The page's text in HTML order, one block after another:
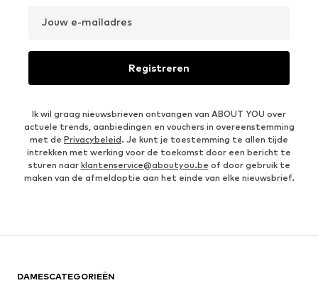
Jouw e-mailadres
Registreren
Ik wil graag nieuwsbrieven ontvangen van ABOUT YOU over
actuele trends, aanbiedingen en vouchers in overeenstemming
met de Privacybeleid. Je kunt je toestemming te allen tijde
intrekken met werking voor de toekomst door een bericht te
sturen naar klantenservice@aboutyou.be of door gebruik te
maken van de afmeldoptie aan het einde van elke nieuwsbrief.
DAMESCATEGORIEËN